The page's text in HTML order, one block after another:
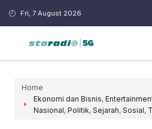
Fri, 7 August 2026
Home
Ekonomi dan Bisnis,
Nasional, Politik, Sejarah, Sosial,